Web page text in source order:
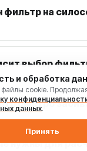
фильтр на
выбор
быстро
нужны для
и обработка
cookie.
данных.
Принять